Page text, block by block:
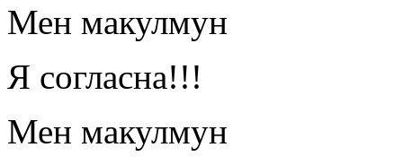
Мен макулмун
Я согласна!!!
Мен макулмун